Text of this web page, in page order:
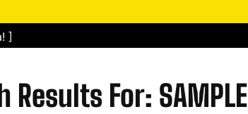
]
Results For: SAMPLE